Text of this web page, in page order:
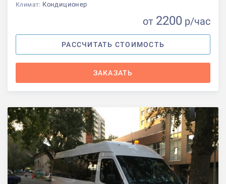
Климат: Кондиционер
от 2200 р/час
РАССЧИТАТЬ СТОИМОСТЬ
ЗАКАЗАТЬ